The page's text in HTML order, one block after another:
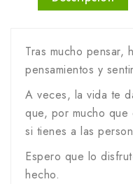
Tras mucho pensar,
pensamientos y
A veces, la vida te
que, por mucho
si tienes a las
Espero que lo
hecho.